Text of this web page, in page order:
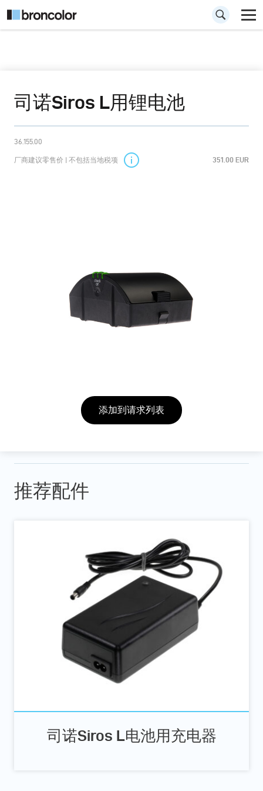
司诺Siros L用锂电池
36.155.00
厂商建议零售价 | 不包括当地税项 351.00 EUR
添加到请求列表
推荐配件
司诺Siros L电池用充电器